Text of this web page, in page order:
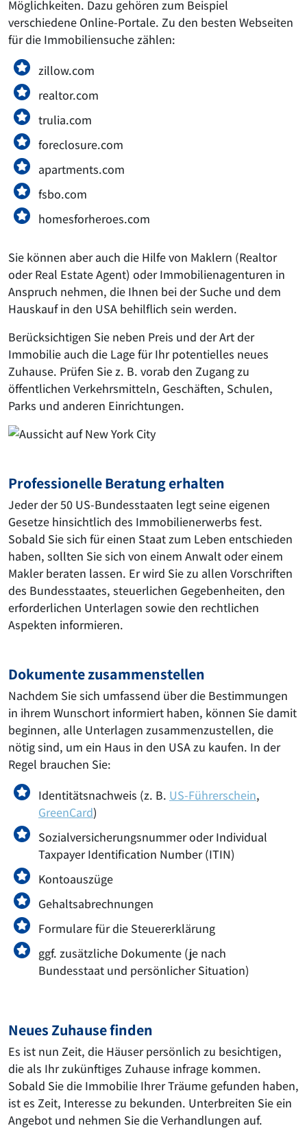
Möglichkeiten. Dazu gehören zum Beispiel
verschiedene Online-Portale. Zu den besten Webseiten
für die Immobiliensuche zählen:
zillow.com
realtor.com
trulia.com
foreclosure.com
apartments.com
fsbo.com
homesforheroes.com
Sie können aber auch die Hilfe von Maklern (Realtor
oder Real Estate Agent) oder Immobilienagenturen in
Anspruch nehmen, die Ihnen bei der Suche und dem
Hauskauf in den USA behilflich sein werden.
Berücksichtigen Sie neben Preis und der Art der
Immobilie auch die Lage für Ihr potentielles neues
Zuhause. Prüfen Sie z. B. vorab den Zugang zu
öffentlichen Verkehrsmitteln, Geschäften, Schulen,
Parks und anderen Einrichtungen.
Professionelle Beratung erhalten
Jeder der 50 US-Bundesstaaten legt seine eigenen
Gesetze hinsichtlich des Immobilienerwerbs fest.
Sobald Sie sich für einen Staat zum Leben entschieden
haben, sollten Sie sich von einem Anwalt oder einem
Makler beraten lassen. Er wird Sie zu allen Vorschriften
des Bundesstaates, steuerlichen Gegebenheiten, den
erforderlichen Unterlagen sowie den rechtlichen
Aspekten informieren.
Dokumente zusammenstellen
Nachdem Sie sich umfassend über die Bestimmungen
in ihrem Wunschort informiert haben, können Sie damit
beginnen, alle Unterlagen zusammenzustellen, die
nötig sind, um ein Haus in den USA zu kaufen. In der
Regel brauchen Sie:
Identitätsnachweis (z. B. US-Führerschein,
GreenCard)
Sozialversicherungsnummer oder Individual
Taxpayer Identification Number (ITIN)
Kontoauszüge
Gehaltsabrechnungen
Formulare für die Steuererklärung
ggf. zusätzliche Dokumente (je nach
Bundesstaat und persönlicher Situation)
Neues Zuhause finden
Es ist nun Zeit, die Häuser persönlich zu besichtigen,
die als Ihr zukünftiges Zuhause infrage kommen.
Sobald Sie die Immobilie Ihrer Träume gefunden haben,
ist es Zeit, Interesse zu bekunden. Unterbreiten Sie ein
Angebot und nehmen Sie die Verhandlungen auf.